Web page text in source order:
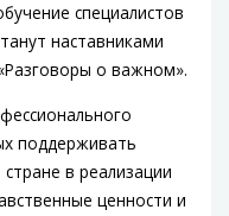
специалистов
наставниками
о важном».
поддерживать
в реализации
ценности и